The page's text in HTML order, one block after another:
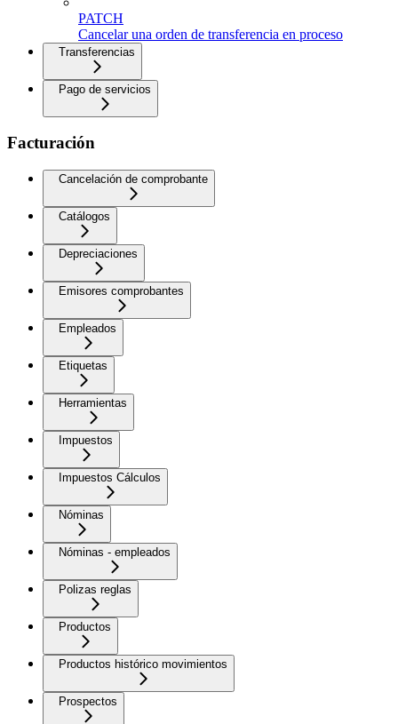
PATCH
Cancelar una orden de transferencia en proceso
Transferencias
Pago de servicios
Facturación
Cancelación de comprobante
Catálogos
Depreciaciones
Emisores comprobantes
Empleados
Etiquetas
Herramientas
Impuestos
Impuestos Cálculos
Nóminas
Nóminas - empleados
Polizas reglas
Productos
Productos histórico movimientos
Prospectos